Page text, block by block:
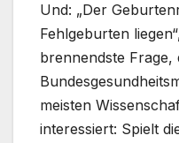
Und: „Der
Fehlgeburten
brennendste Frage,
meisten
interessiert: Spielt